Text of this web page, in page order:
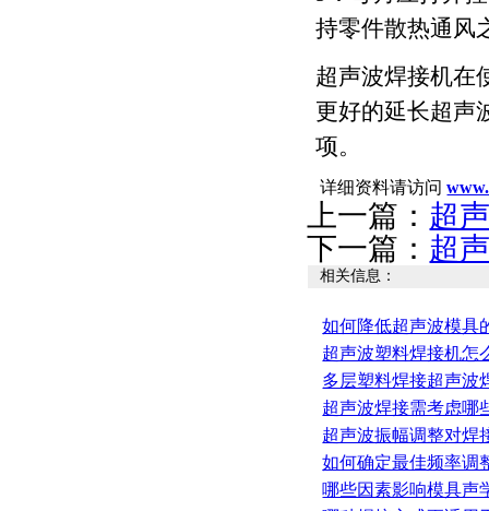
持零件散热通风
超声波焊接机在
更好的延长超声
项。
详细资料请访问
上一篇： 超
下一篇： 超
相关信息：
如何降低超声波模具
超声波塑料焊接机怎
多层塑料焊接超声波
超声波焊接需考虑哪
超声波振幅调整对焊
如何确定最佳频率调
哪些因素影响模具声